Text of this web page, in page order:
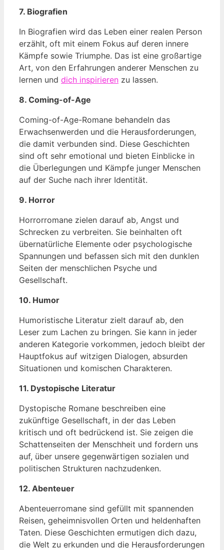
7. Biografien
In Biografien wird das Leben einer realen Person
erzählt, oft mit einem Fokus auf deren innere
Kämpfe sowie Triumphe. Das ist eine großartige
Art, von den Erfahrungen anderer Menschen zu
lernen und dich inspirieren zu lassen.
8. Coming-of-Age
Coming-of-Age-Romane behandeln das
Erwachsenwerden und die Herausforderungen,
die damit verbunden sind. Diese Geschichten
sind oft sehr emotional und bieten Einblicke in
die Überlegungen und Kämpfe junger Menschen
auf der Suche nach ihrer Identität.
9. Horror
Horrorromane zielen darauf ab, Angst und
Schrecken zu verbreiten. Sie beinhalten oft
übernatürliche Elemente oder psychologische
Spannungen und befassen sich mit den dunklen
Seiten der menschlichen Psyche und
Gesellschaft.
10. Humor
Humoristische Literatur zielt darauf ab, den
Leser zum Lachen zu bringen. Sie kann in jeder
anderen Kategorie vorkommen, jedoch bleibt der
Hauptfokus auf witzigen Dialogen, absurden
Situationen und komischen Charakteren.
11. Dystopische Literatur
Dystopische Romane beschreiben eine
zukünftige Gesellschaft, in der das Leben
kritisch und oft bedrückend ist. Sie zeigen die
Schattenseiten der Menschheit und fordern uns
auf, über unsere gegenwärtigen sozialen und
politischen Strukturen nachzudenken.
12. Abenteuer
Abenteuerromane sind gefüllt mit spannenden
Reisen, geheimnisvollen Orten und heldenhaften
Taten. Diese Geschichten ermutigen dich dazu,
die Welt zu erkunden und die Herausforderungen